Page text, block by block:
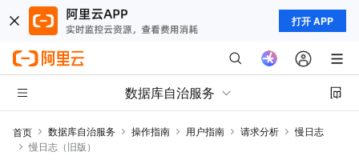
打开 APP
数据库自治服务
首页 数据库自治服务 操作指南 用户指南 请求分析
慢日志
慢日志（旧版）